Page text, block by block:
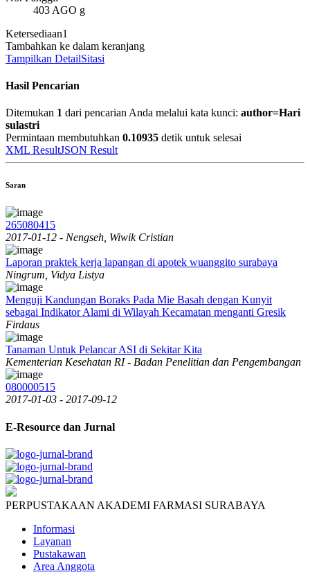
403 AGO g
Ketersediaan1
Tambahkan ke dalam keranjang
Tampilkan DetailSitasi
Hasil Pencarian
Ditemukan 1 dari pencarian Anda melalui kata kunci: author=Hari
sulastri
Permintaan membutuhkan 0.10935 detik untuk selesai
XML ResultJSON Result
Saran
265080415
2017-01-12 - Nengseh, Wiwik Cristian
Laporan praktek kerja lapangan di apotek wuanggito surabaya
Ningrum, Vidya Listya
Menguji Kandungan Boraks Pada Mie Basah dengan Kunyit
sebagai Indikator Alami di Wilayah Kecamatan menganti Gresik
Firdaus
Tanaman Untuk Pelancar ASI di Sekitar Kita
Kementerian Kesehatan RI - Badan Penelitian dan Pengembangan
080000515
2017-01-03 - 2017-09-12
E-Resource dan Jurnal
PERPUSTAKAAN AKADEMI FARMASI SURABAYA
Informasi
Layanan
Pustakawan
Area Anggota